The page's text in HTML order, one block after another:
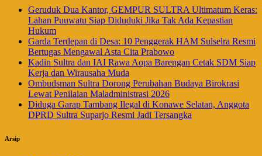
Geruduk Dua Kantor, GEMPUR SULTRA Ultimatum Keras:
Lahan Puuwatu Siap Diduduki Jika Tak Ada Kepastian
Hukum
Garda Terdepan di Desa: 10 Penggerak HAM Sulselra Resmi
Bertugas Mengawal Asta Cita Prabowo
Kadin Sultra dan IAI Rawa Aopa Barengan Cetak SDM Siap
Kerja dan Wirausaha Muda
Ombudsman Sultra Dorong Perubahan Budaya Birokrasi
Lewat Penilaian Maladministrasi 2026
Diduga Garap Tambang Ilegal di Konawe Selatan, Anggota
DPRD Sultra Suparjo Resmi Jadi Tersangka
Arsip